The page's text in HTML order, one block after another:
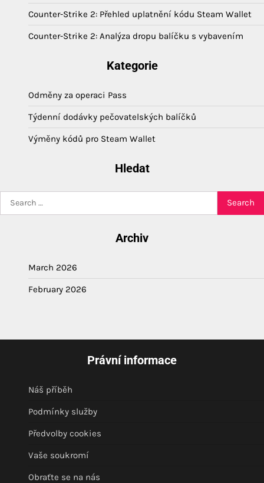
Counter-Strike 2: Přehled uplatnění kódu Steam Wallet
Counter-Strike 2: Analýza dropu balíčku s vybavením
Kategorie
Odměny za operaci Pass
Týdenní dodávky pečovatelských balíčků
Výměny kódů pro Steam Wallet
Hledat
Archiv
March 2026
February 2026
Právní informace
Náš příběh
Podmínky služby
Předvolby cookies
Vaše soukromí
Obraťte se na nás